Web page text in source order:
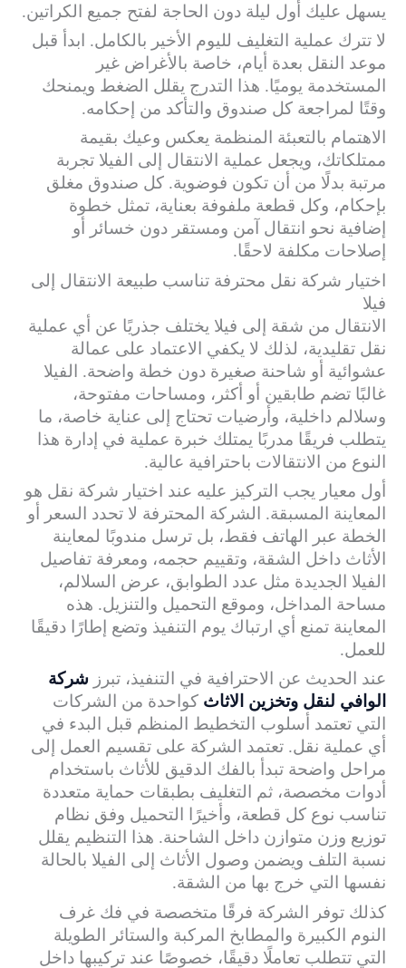
يسهل عليك أول ليلة دون الحاجة لفتح جميع الكراتين.
لا تترك عملية التغليف لليوم الأخير بالكامل. ابدأ قبل
موعد النقل بعدة أيام، خاصة بالأغراض غير
المستخدمة يوميًا. هذا التدرج يقلل الضغط ويمنحك
وقتًا لمراجعة كل صندوق والتأكد من إحكامه.
الاهتمام بالتعبئة المنظمة يعكس وعيك بقيمة
ممتلكاتك، ويجعل عملية الانتقال إلى الفيلا تجربة
مرتبة بدلًا من أن تكون فوضوية. كل صندوق مغلق
بإحكام، وكل قطعة ملفوفة بعناية، تمثل خطوة
إضافية نحو انتقال آمن ومستقر دون خسائر أو
إصلاحات مكلفة لاحقًا.
اختيار شركة نقل محترفة تناسب طبيعة الانتقال إلى
فيلا
الانتقال من شقة إلى فيلا يختلف جذريًا عن أي عملية
نقل تقليدية، لذلك لا يكفي الاعتماد على عمالة
عشوائية أو شاحنة صغيرة دون خطة واضحة. الفيلا
غالبًا تضم طابقين أو أكثر، ومساحات مفتوحة،
وسلالم داخلية، وأرضيات تحتاج إلى عناية خاصة، ما
يتطلب فريقًا مدربًا يمتلك خبرة عملية في إدارة هذا
النوع من الانتقالات باحترافية عالية.
أول معيار يجب التركيز عليه عند اختيار شركة نقل هو
المعاينة المسبقة. الشركة المحترفة لا تحدد السعر أو
الخطة عبر الهاتف فقط، بل ترسل مندوبًا لمعاينة
الأثاث داخل الشقة، وتقييم حجمه، ومعرفة تفاصيل
الفيلا الجديدة مثل عدد الطوابق، عرض السلالم،
مساحة المداخل، وموقع التحميل والتنزيل. هذه
المعاينة تمنع أي ارتباك يوم التنفيذ وتضع إطارًا دقيقًا
للعمل.
عند الحديث عن الاحترافية في التنفيذ، تبرز شركة
الوافي لنقل وتخزين الاثاث كواحدة من الشركات
التي تعتمد أسلوب التخطيط المنظم قبل البدء في
أي عملية نقل. تعتمد الشركة على تقسيم العمل إلى
مراحل واضحة تبدأ بالفك الدقيق للأثاث باستخدام
أدوات مخصصة، ثم التغليف بطبقات حماية متعددة
تناسب نوع كل قطعة، وأخيرًا التحميل وفق نظام
توزيع وزن متوازن داخل الشاحنة. هذا التنظيم يقلل
نسبة التلف ويضمن وصول الأثاث إلى الفيلا بالحالة
نفسها التي خرج بها من الشقة.
كذلك توفر الشركة فرقًا متخصصة في فك غرف
النوم الكبيرة والمطابخ المركبة والستائر الطويلة
التي تتطلب تعاملًا دقيقًا، خصوصًا عند تركيبها داخل